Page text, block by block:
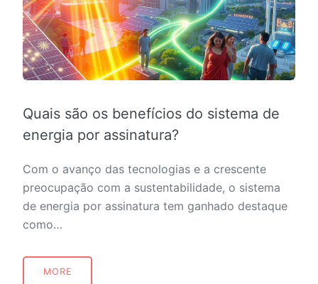
Quais são os benefícios do sistema de
energia por assinatura?
Com o avanço das tecnologias e a crescente
preocupação com a sustentabilidade, o sistema
de energia por assinatura tem ganhado destaque
como…
MORE